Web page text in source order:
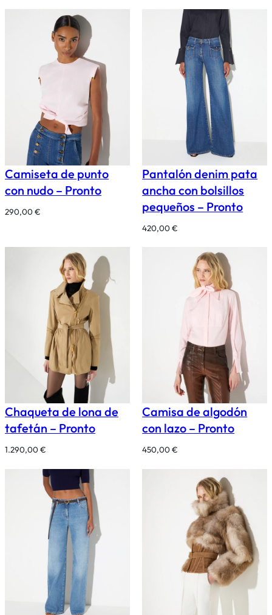
Camiseta de punto
con nudo – Pronto
290,00€
Pantalón denim pata
ancha con bolsillos
pequeños – Pronto
420,00€
Chaqueta de lona de
tafetán – Pronto
1.290,00€
Camisa de algodón
con lazo – Pronto
450,00€